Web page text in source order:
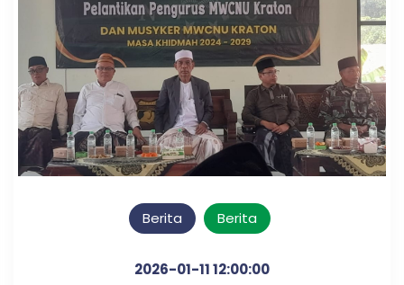
Berita Berita
2026-01-11 12:00:00